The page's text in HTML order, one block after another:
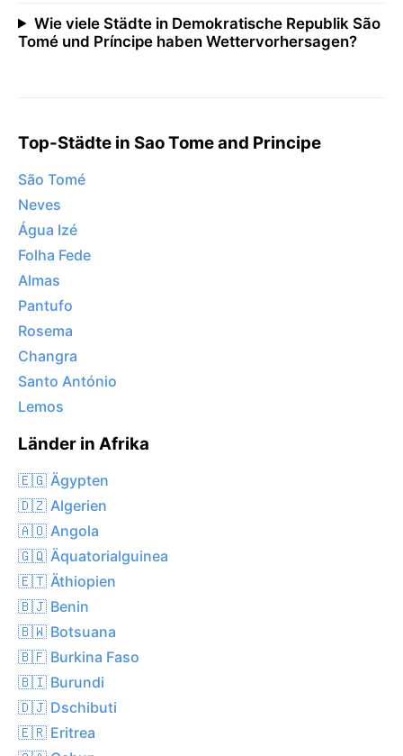
Wie viele Städte in Demokratische Republik São
Tomé und Príncipe haben Wettervorhersagen?
Top-Städte in Sao Tome and Principe
São Tomé
Neves
Água Izé
Folha Fede
Almas
Pantufo
Rosema
Changra
Santo António
Lemos
Länder in Afrika
🇪🇬 Ägypten
🇩🇿 Algerien
🇦🇴 Angola
🇬🇶 Äquatorialguinea
🇪🇹 Äthiopien
🇧🇯 Benin
🇧🇼 Botsuana
🇧🇫 Burkina Faso
🇧🇮 Burundi
🇩🇯 Dschibuti
🇪🇷 Eritrea